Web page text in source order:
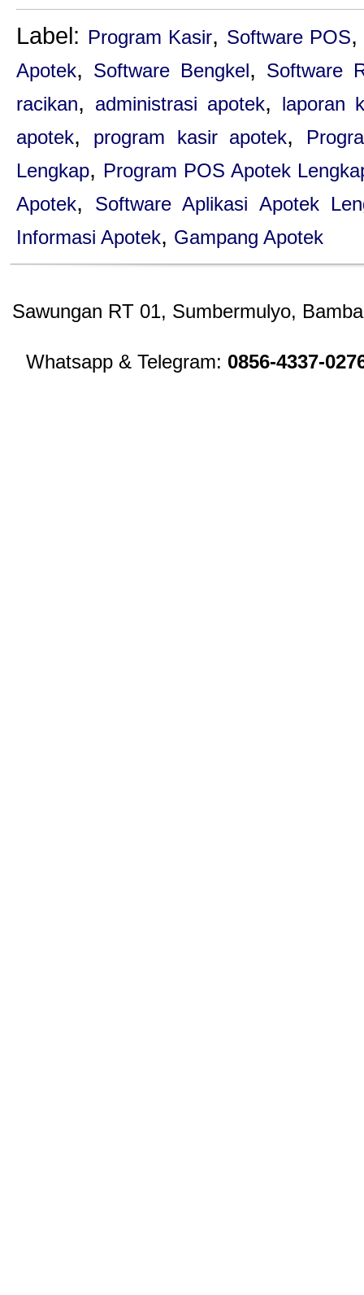
Label: Program Kasir, Software POS
Apotek, Software Bengkel, Software
racikan, administrasi apotek, laporan
apotek, program kasir apotek,
Lengkap, Program POS Apotek
Apotek,
Software Aplikasi Apotek
Informasi Apotek, Gampang Apotek
Sawungan RT 01, Sumbermulyo,
Whatsapp & Telegram: 0856-4337-